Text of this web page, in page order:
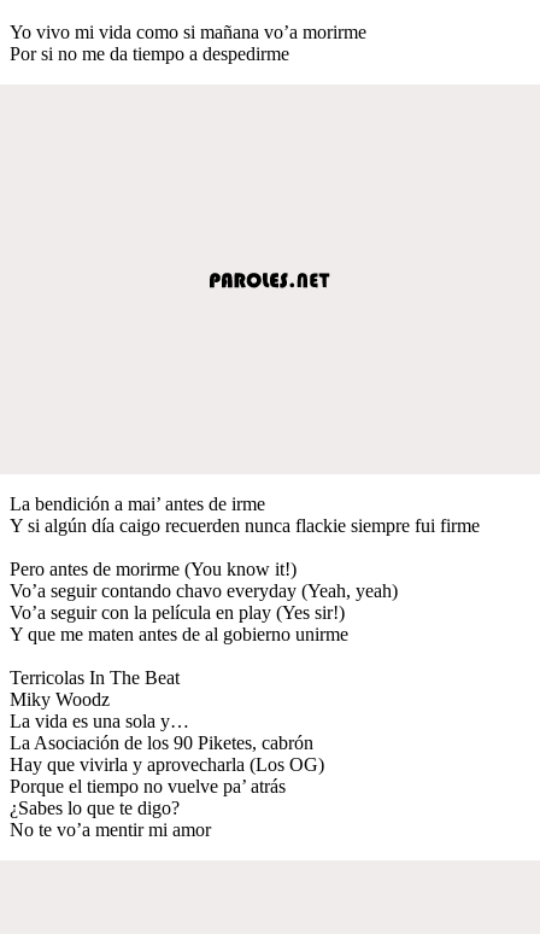
Yo vivo mi vida como si mañana vo’a morirme
Por si no me da tiempo a despedirme
La bendición a mai’ antes de irme
Y si algún día caigo recuerden nunca flackie siempre fui firme
Pero antes de morirme (You know it!)
Vo’a seguir contando chavo everyday (Yeah, yeah)
Vo’a seguir con la película en play (Yes sir!)
Y que me maten antes de al gobierno unirme
Terricolas In The Beat
Miky Woodz
La vida es una sola y…
La Asociación de los 90 Piketes, cabrón
Hay que vivirla y aprovecharla (Los OG)
Porque el tiempo no vuelve pa’ atrás
¿Sabes lo que te digo?
No te vo’a mentir mi amor